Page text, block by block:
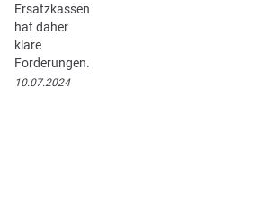
Ersatzkassen
hat daher
klare
Forderungen.
10.07.2024